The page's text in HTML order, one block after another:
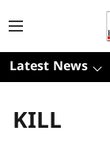
Latest News
KILL